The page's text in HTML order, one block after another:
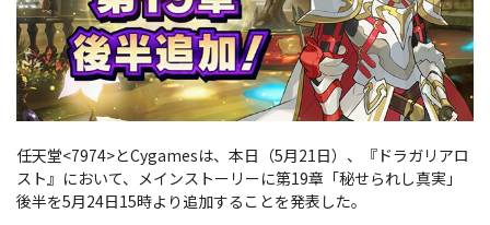
任天堂<7974>とCygamesは、本日（5月21日）、『ドラガリアロ
スト』において、メインストーリーに第19章「秘せられし真実」
後半を5月24日15時より追加することを発表した。